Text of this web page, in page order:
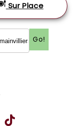
Sur Place
Go!